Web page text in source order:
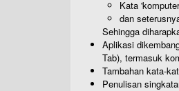
Kata
dan
Sehingga
Aplikasi
Tab), termasuk
Tambahan kata-
Penulisan